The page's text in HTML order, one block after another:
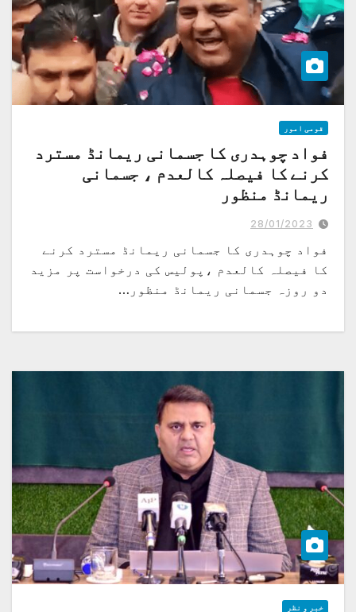
قومی امور
فواد چوہدری کا جسمانی ریمانڈ مسترد
کرنے کا فیصلہ کالعدم ، جسمانی
ریمانڈ منظور
جمہوریت کو ختم کرنے کے مترادف ہے،فواد چوہدری
28/01/2023
فواد چوہدری کا جسمانی ریمانڈ مسترد کرنے
کا فیصلہ کالعدم ،پولیس کی درخواست پر مزید
دو روزہ جسمانی ریمانڈ منظور…
خبر و نظر